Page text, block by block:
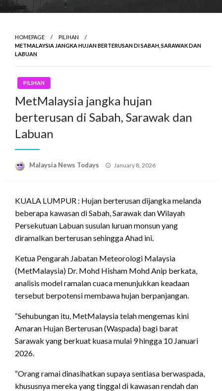
HOMEPAGE
PILIHAN
METMALAYSIA JANGKA HUJAN BERTERUSAN DI SABAH, SARAWAK DAN
LABUAN
PILIHAN
MetMalaysia jangka hujan
berterusan di Sabah, Sarawak dan
Labuan
Malaysia News Todays
Posted
January 8, 2026
KUALA LUMPUR : Hujan berterusan dijangka melanda
beberapa kawasan di Sabah, Sarawak dan Wilayah
Persekutuan Labuan susulan luruan monsun yang
diramalkan berterusan sehingga Ahad ini.
Ketua Pengarah Jabatan Meteorologi Malaysia
(MetMalaysia) Dr. Mohd Hisham Mohd Anip berkata,
analisis model ramalan cuaca menunjukkan keadaan
tersebut berpotensi membawa hujan berpanjangan.
“Sehubungan itu, MetMalaysia telah mengemas kini
Amaran Hujan Berterusan (Waspada) bagi barat
Sarawak yang berkuat kuasa mulai 9 hingga 10 Januari
2026.
“Orang ramai dinasihatkan supaya sentiasa berwaspada,
khususnya mereka yang tinggal di kawasan rendah dan